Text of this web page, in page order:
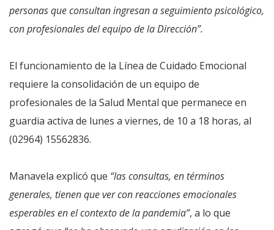
personas que consultan ingresan a seguimiento psicológico,
con profesionales del equipo de la Dirección”.
El funcionamiento de la Línea de Cuidado Emocional
requiere la consolidación de un equipo de
profesionales de la Salud Mental que permanece en
guardia activa de lunes a viernes, de 10 a 18 horas, al
(02964) 15562836.
Manavela explicó que “las consultas, en términos
generales, tienen que ver con reacciones emocionales
esperables en el contexto de la pandemia”, a lo que